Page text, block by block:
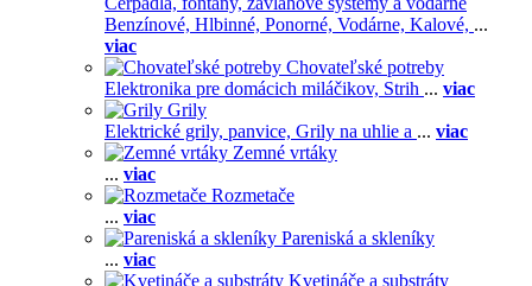
Benzínové, Hlbinné, Ponorné, Vodárne, Kalové, ...
viac
Chovateľské potreby
Elektronika pre domácich miláčikov, Strih ... viac
Grily
Elektrické grily, panvice, Grily na uhlie a ... viac
Zemné vrtáky
... viac
Rozmetače
... viac
Pareniská a skleníky
... viac
Kvetináče a substráty